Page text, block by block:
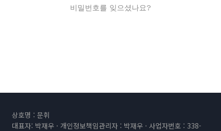
비밀번호를 잊으셨나요?
상호명 : 문휘
대표자: 박재우 · 개인정보책임관리자 : 박재우 · 사업자번호 : 338-